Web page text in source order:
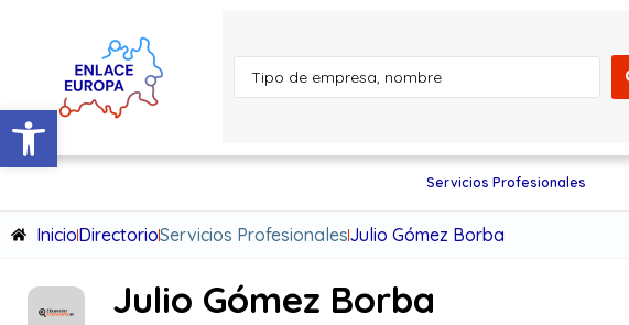
Abrir barra de herramientas
Servicios Profesionales
InicioDirectorioServicios ProfesionalesJulio Gómez Borba
Julio Gómez Borba